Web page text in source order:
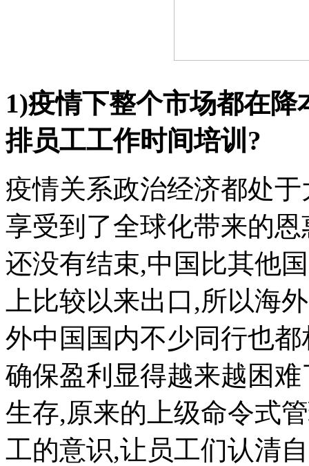
1)疫情下整个市场都在
排员工工作时间培训?
疫情关系政治经济都处
享受到了全球化带来的
还没有结束,中国比其他
上比较以来出口,所以海
外中国国内不少同行也
确保盈利显得越来越困
生存,原来的上级命令式
工的意识,让员工们认清